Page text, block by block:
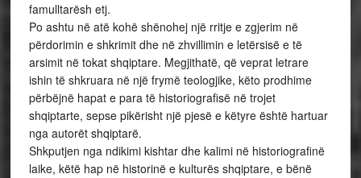
famulltarësh etj.
Po ashtu në atë kohë shënohej një rritje e zgjerim në
përdorimin e shkrimit dhe në zhvillimin e letërsisë e të
arsimit në tokat shqiptare. Megjithatë, që veprat letrare
ishin të shkruara në një frymë teologjike, këto prodhime
përbëjnë hapat e para të historiografisë në trojet
shqiptarte, sepse pikërisht një pjesë e këtyre është hartuar
nga autorët shqiptarë.
Shkputjen nga ndikimi kishtar dhe kalimi në historiografinë
laike, këtë hap në historinë e kulturës shqiptare, e bënë